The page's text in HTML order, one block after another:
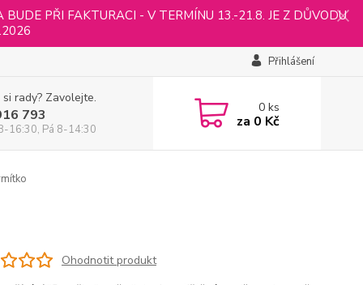
PŘI FAKTURACI - V TERMÍNU 13.-21.8. JE Z DŮVODU
Přihlášení
rady? Zavolejte.
793
16:30, Pá 8-14:30
0ks
za 0 Kč
Ohodnotit produkt